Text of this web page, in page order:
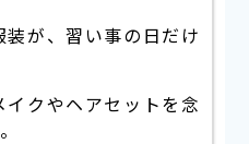
が、習い事の日だけ
クやヘアセットを念